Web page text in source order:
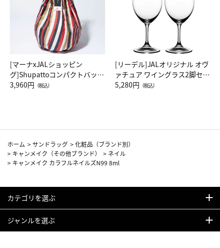
[マーナxJALショッピン
グ]Shupattoコンパクトバッグ
Drop JAL客室乗務員（LC）ス
3,960円 （税込）
[リーデル]JALオリジナル オヴ
ァチュア ワイングラス2脚セッ
ト（レッドワイン）
5,280円 （税込）
ホーム >サンドラッグ >化粧品（ブランド別）
> キャンメイク（その他ブランド） > ネイル
> キャンメイク カラフルネイルズN99 8ml
カテゴリを選ぶ
ジャンルを選ぶ